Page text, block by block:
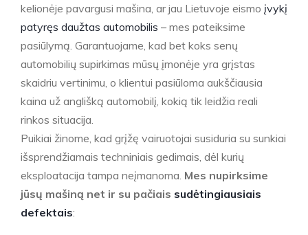
kelionėje pavargusi mašina, ar jau Lietuvoje eismo įvykį
patyręs daužtas automobilis – mes pateiksime
pasiūlymą. Garantuojame, kad bet koks senų
automobilių supirkimas mūsų įmonėje yra grįstas
skaidriu vertinimu, o klientui pasiūloma aukščiausia
kaina už anglišką automobilį, kokią tik leidžia reali
rinkos situacija.
Puikiai žinome, kad grįžę vairuotojai susiduria su sunkiai
išsprendžiamais techniniais gedimais, dėl kurių
eksploatacija tampa neįmanoma. Mes nupirksime
jūsų mašiną net ir su pačiais sudėtingiausiais
defektais: